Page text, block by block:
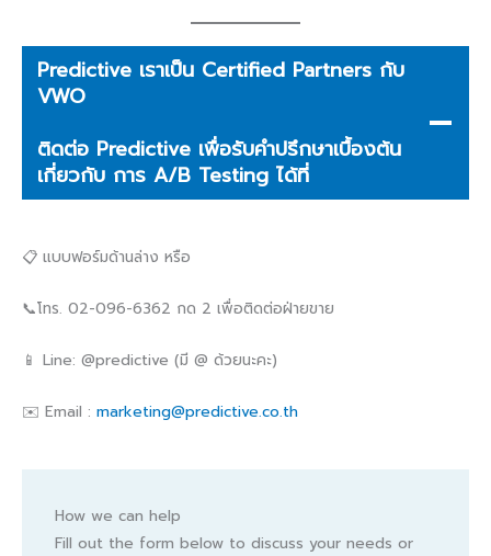
Predictive เราเป็น Certified Partners กับ
VWO
ติดต่อ Predictive เพื่อรับคำปรึกษาเบื้องต้น
เกี่ยวกับ การ A/B Testing ได้ที่
📋 แบบฟอร์มด้านล่าง หรือ
📞โทร. 02-096-6362 กด 2 เพื่อติดต่อฝ่ายขาย
📱 Line: @predictive (มี @ ด้วยนะคะ)
✉️ Email : marketing@predictive.co.th
How we can help
Fill out the form below to discuss your needs or